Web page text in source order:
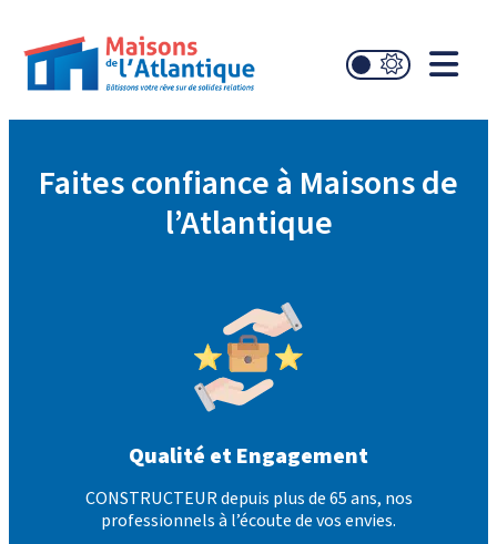
Faites confiance à Maisons de
l’Atlantique
Qualité et Engagement
CONSTRUCTEUR depuis plus de 65 ans, nos
professionnels à l’écoute de vos envies.